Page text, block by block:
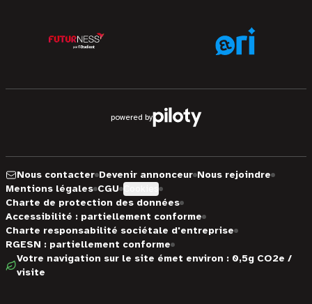
powered by
Nous contacter Devenir annonceur Nous rejoindre
Mentions légales CGU
Charte de protection des données
Accessibilité : partiellement conforme
Charte responsabilité sociétale d'entreprise
RGESN : partiellement conforme
Votre navigation sur le site émet environ : 0,5g CO2e /
visite